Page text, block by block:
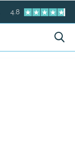
4.8